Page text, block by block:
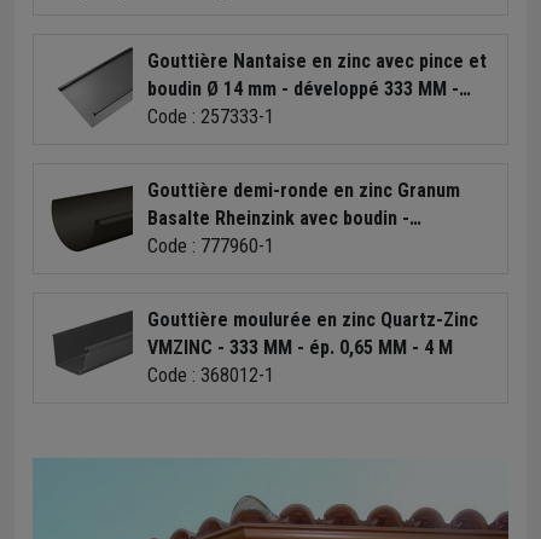
Gouttière Nantaise en zinc avec pince et
boudin Ø 14 mm - développé 333 MM -
longueur 4 M
Code : 257333-1
Gouttière demi-ronde en zinc Granum
Basalte Rheinzink avec boudin -
développé 250 MM - ép.0.65 MM - 4,00 M
Code : 777960-1
Gouttière moulurée en zinc Quartz-Zinc
VMZINC - 333 MM - ép. 0,65 MM - 4 M
Code : 368012-1